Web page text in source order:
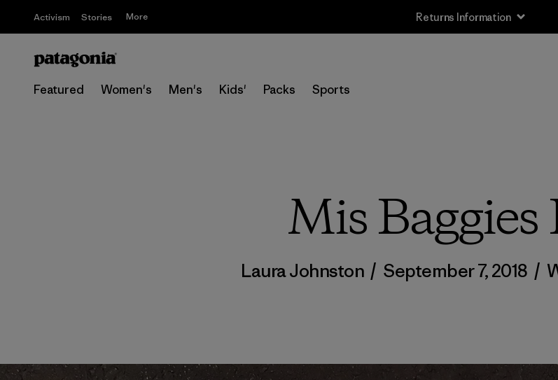
Activism Stories More Free Delivery On Orders Over €100
Featured Women's Men's Kids' Packs Sports
Mis Baggies
Laura Johnston / September 7, 2018 /